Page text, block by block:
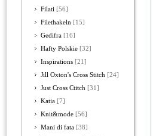
Filati [56]
Filethakeln [15]
Gedifra [16]
Hafty Polskie [32]
Inspirations [21]
Jill Oxton's Cross Stitch [24]
Just Cross Ctitch [31]
Katia [7]
Knit&mode [56]
Mani di fata [38]